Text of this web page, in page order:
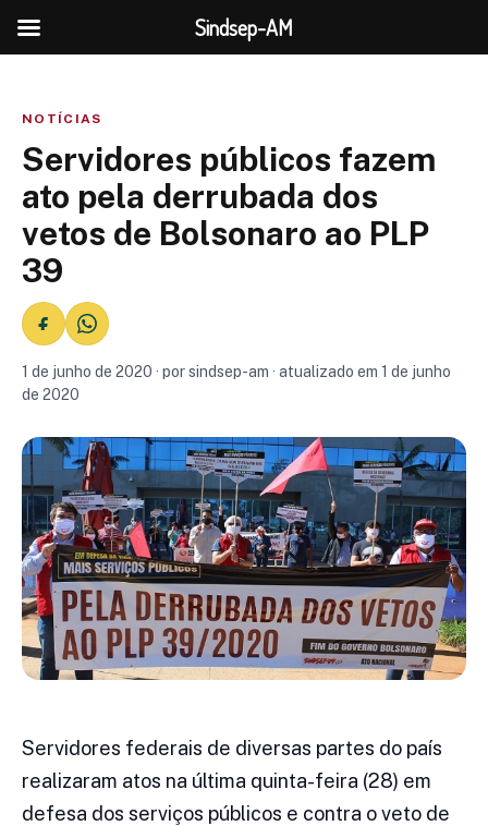
NOTÍCIAS
Servidores públicos fazem
ato pela derrubada dos
vetos de Bolsonaro ao PLP
39
1 de junho de 2020 · por sindsep-am · atualizado em 1 de junho
de 2020
Servidores federais de diversas partes do país
realizaram atos na última quinta-feira (28) em
defesa dos serviços públicos e contra o veto de
Sindsep-AM